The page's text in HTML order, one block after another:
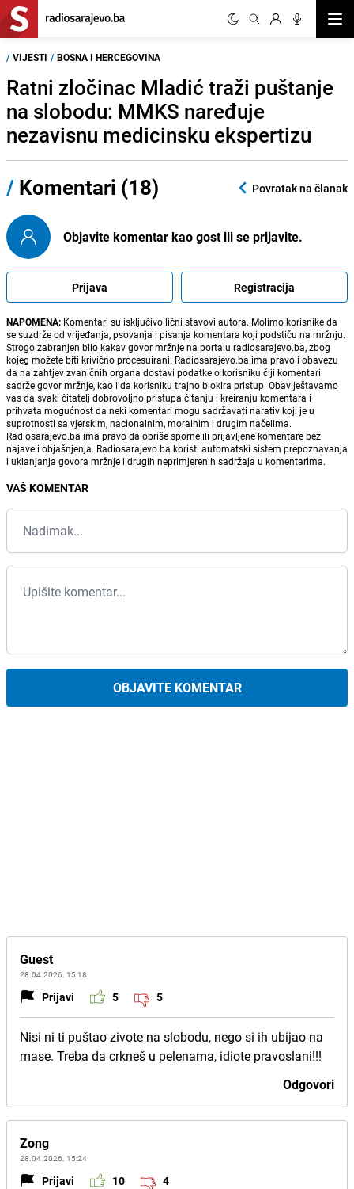
/ VIJESTI / BOSNA I HERCEGOVINA
Ratni zločinac Mladić traži puštanje
na slobodu: MMKS naređuje
nezavisnu medicinsku ekspertizu
/ Komentari (18) Povratak na članak
Objavite komentar kao gost ili se prijavite.
Prijava Registracija
NAPOMENA: Komentari su isključivo lični stavovi autora. Molimo korisnike da
se suzdrže od vrijeđanja, psovanja i pisanja komentara koji podstiču na mržnju.
Strogo zabranjen bilo kakav govor mržnje na portalu radiosarajevo.ba, zbog
kojeg možete biti krivično procesuirani. Radiosarajevo.ba ima pravo i obavezu
da na zahtjev zvaničnih organa dostavi podatke o korisniku čiji komentari
sadrže govor mržnje, kao i da korisniku trajno blokira pristup. Obaviještavamo
vas da svaki čitatelj dobrovoljno pristupa čitanju i kreiranju komentara i
prihvata mogućnost da neki komentari mogu sadržavati narativ koji je u
suprotnosti sa vjerskim, nacionalnim, moralnim i drugim načelima.
Radiosarajevo.ba ima pravo da obriše sporne ili prijavljene komentare bez
najave i objašnjenja. Radiosarajevo.ba koristi automatski sistem prepoznavanja
i uklanjanja govora mržnje i drugih neprimjerenih sadržaja u komentarima.
VAŠ KOMENTAR
OBJAVITE KOMENTAR
Guest
28.04.2026. 15:18
Prijavi 5 5
Nisi ni ti puštao zivote na slobodu, nego si ih ubijao na
mase. Treba da crkneš u pelenama, idiote pravoslani!!!
Odgovori
Zong
28.04.2026. 15:24
Prijavi 10 4